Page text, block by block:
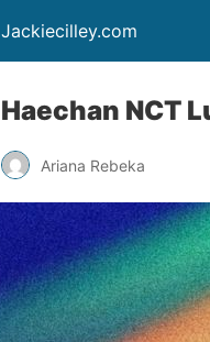
Jackiecilley.com
Haechan NCT
Ariana Rebeka